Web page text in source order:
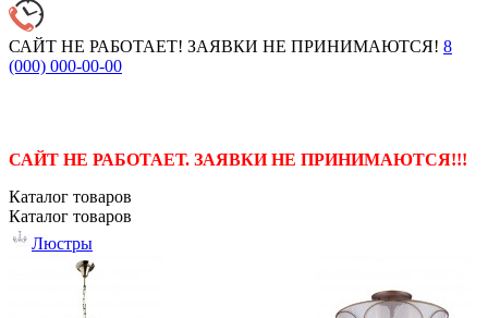
САЙТ НЕ РАБОТАЕТ! ЗАЯВКИ НЕ ПРИНИМАЮТСЯ! 8
(000) 000-00-00
САЙТ НЕ РАБОТАЕТ. ЗАЯВКИ НЕ ПРИНИМАЮТСЯ!!!
Каталог товаров
Каталог товаров
Люстры